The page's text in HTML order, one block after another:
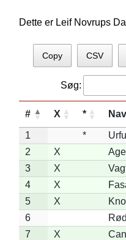
Dette er Leif Novrups
Copy CSV
Søg:
# X *
1 *
2
X
3
X
4
X
5
X
6
7
X